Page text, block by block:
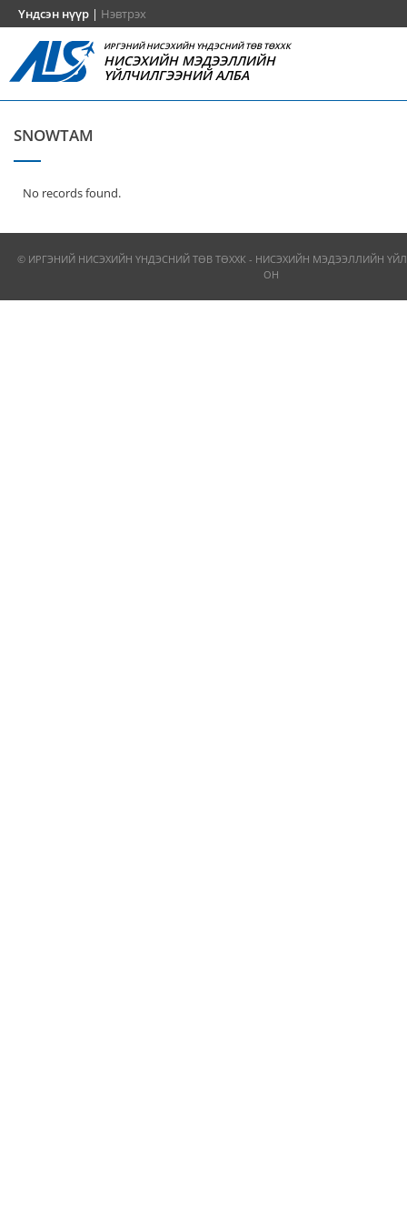
Үндсэн нүүр | Нэвтрэх
ИРГЭНИЙ НИСЭХИЙН ҮНДЭСНИЙ ТӨВ ТӨХХК
НИСЭХИЙН МЭДЭЭЛЛИЙН
ҮЙЛЧИЛГЭЭНИЙ АЛБА
SNOWTAM
No records found.
© ИРГЭНИЙ НИСЭХИЙН ҮНДЭСНИЙ ТӨВ ТӨХХК - НИСЭХИЙН МЭДЭЭЛЛИЙН
ОН